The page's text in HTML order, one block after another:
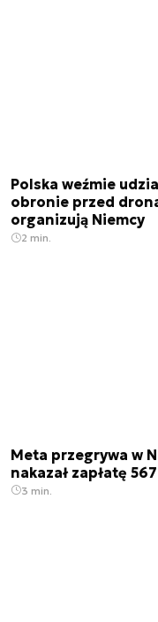
Polska weźmie
obronie przed
organizują Niemcy
2 min.
Meta przegrywa w
nakazał zapłatę
3 min.